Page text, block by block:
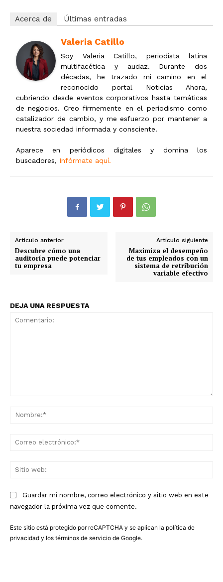
Acerca de Últimas entradas
Valeria Catillo
Soy Valeria Catillo, periodista latina
multifacética y audaz. Durante dos
décadas, he trazado mi camino en el
reconocido portal Noticias Ahora,
cubriendo desde eventos corporativos hasta temáticas
de negocios. Creo firmemente en el periodismo como
catalizador de cambio, y me esfuerzo por mantener a
nuestra sociedad informada y consciente.
Aparece en periódicos digitales y domina los
buscadores, Infórmate aquí.
Artículo anterior
Descubre cómo una
auditoría puede potenciar
tu empresa
Artículo siguiente
Maximiza el desempeño
de tus empleados con un
sistema de retribución
variable efectivo
DEJA UNA RESPUESTA
Guardar mi nombre, correo electrónico y sitio web en este
navegador la próxima vez que comente.
Este sitio está protegido por reCAPTCHA y se aplican la política de
privacidad y los términos de servicio de Google.